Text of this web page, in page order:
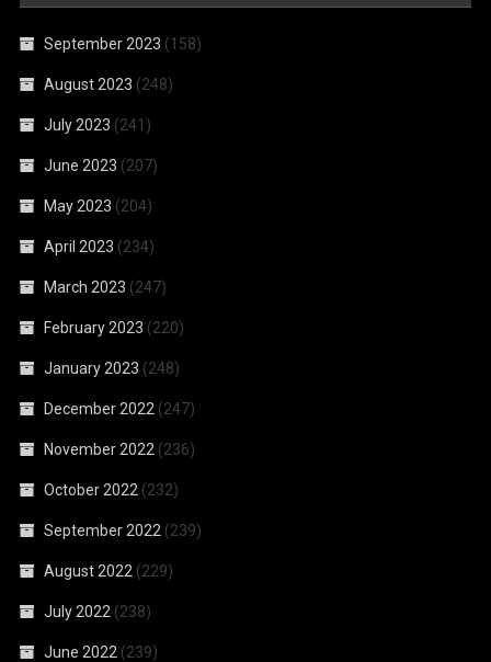
September 2023 (158)
August 2023 (248)
July 2023 (241)
June 2023 (207)
May 2023 (204)
April 2023 (234)
March 2023 (247)
February 2023 (220)
January 2023 (248)
December 2022 (247)
November 2022 (236)
October 2022 (232)
September 2022 (239)
August 2022 (229)
July 2022 (238)
June 2022 (239)